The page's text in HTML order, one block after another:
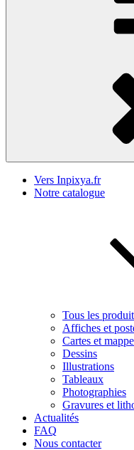
Vers Inpixya.fr
Notre catalogue
Tous les
Affiches et
Cartes et
Dessins
Illustrations
Tableaux
Photographies
Gravures et
Actualités
FAQ
Nous contacter